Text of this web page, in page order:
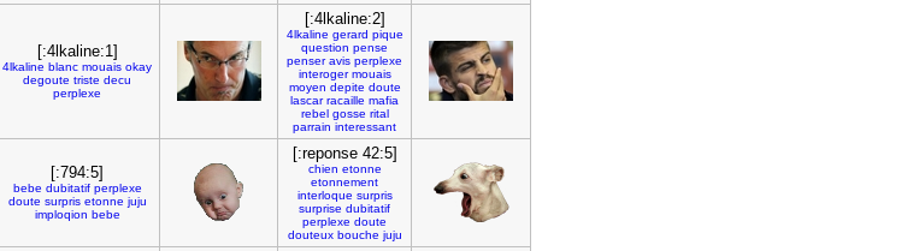
[:4lkaline:1]
4lkaline blanc mouais okay
degoute triste decu
perplexe
[:4lkaline:2]
4lkaline gerard pique
question pense
penser avis perplexe
interoger mouais
moyen depite doute
lascar racaille mafia
rebel gosse rital
parrain interessant
[:794:5]
bebe dubitatif perplexe
doute surpris etonne juju
imploqion bebe
[:reponse 42:5]
chien etonne
etonnement
interloque surpris
surprise dubitatif
perplexe doute
douteux bouche juju